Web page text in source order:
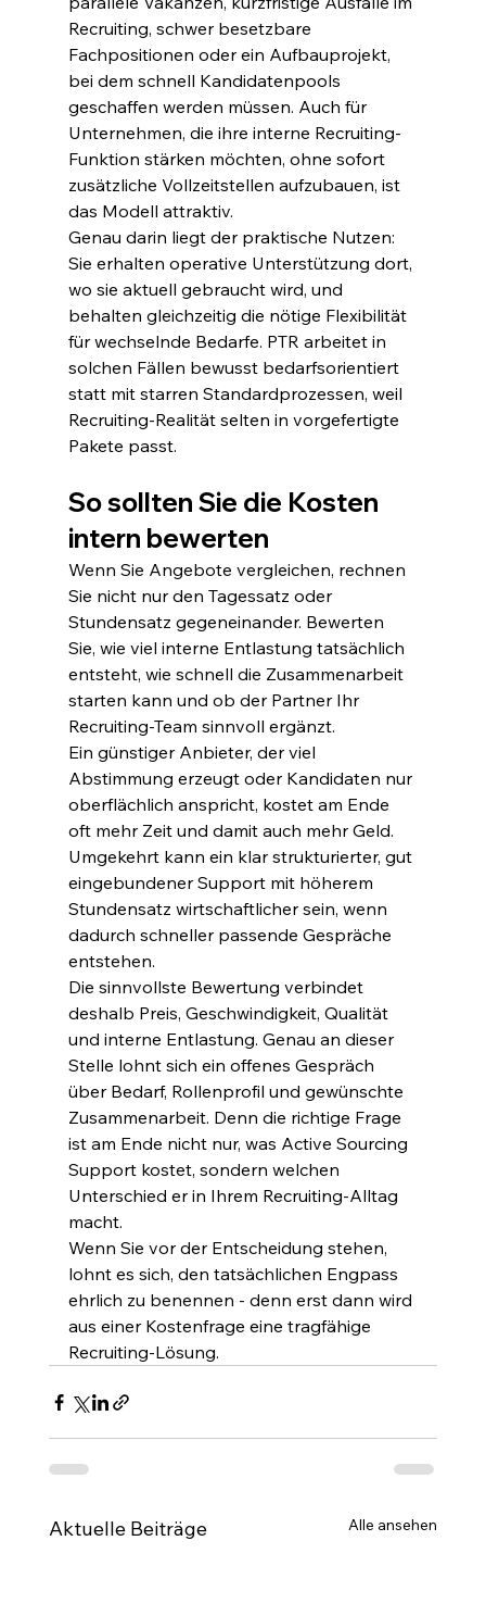
Recruiting, schwer besetzbare
Fachpositionen oder ein Aufbauprojekt,
bei dem schnell Kandidatenpools
geschaffen werden müssen. Auch für
Unternehmen, die ihre interne Recruiting-
Funktion stärken möchten, ohne sofort
zusätzliche Vollzeitstellen aufzubauen, ist
das Modell attraktiv.
Genau darin liegt der praktische Nutzen:
Sie erhalten operative Unterstützung dort,
wo sie aktuell gebraucht wird, und
behalten gleichzeitig die nötige Flexibilität
für wechselnde Bedarfe. PTR arbeitet in
solchen Fällen bewusst bedarfsorientiert
statt mit starren Standardprozessen, weil
Recruiting-Realität selten in vorgefertigte
Pakete passt.
So sollten Sie die Kosten
intern bewerten
Wenn Sie Angebote vergleichen, rechnen
Sie nicht nur den Tagessatz oder
Stundensatz gegeneinander. Bewerten
Sie, wie viel interne Entlastung tatsächlich
entsteht, wie schnell die Zusammenarbeit
starten kann und ob der Partner Ihr
Recruiting-Team sinnvoll ergänzt.
Ein günstiger Anbieter, der viel
Abstimmung erzeugt oder Kandidaten nur
oberflächlich anspricht, kostet am Ende
oft mehr Zeit und damit auch mehr Geld.
Umgekehrt kann ein klar strukturierter, gut
eingebundener Support mit höherem
Stundensatz wirtschaftlicher sein, wenn
dadurch schneller passende Gespräche
entstehen.
Die sinnvollste Bewertung verbindet
deshalb Preis, Geschwindigkeit, Qualität
und interne Entlastung. Genau an dieser
Stelle lohnt sich ein offenes Gespräch
über Bedarf, Rollenprofil und gewünschte
Zusammenarbeit. Denn die richtige Frage
ist am Ende nicht nur, was Active Sourcing
Support kostet, sondern welchen
Unterschied er in Ihrem Recruiting-Alltag
macht.
Wenn Sie vor der Entscheidung stehen,
lohnt es sich, den tatsächlichen Engpass
ehrlich zu benennen - denn erst dann wird
aus einer Kostenfrage eine tragfähige
Recruiting-Lösung.
Aktuelle Beiträge Alle ansehen